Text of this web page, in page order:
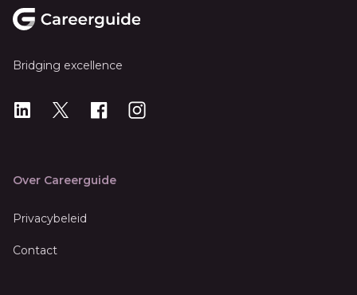
Bridging excellence
LinkedIn
X Instagram
Over Careerguide
Privacybeleid
Contact